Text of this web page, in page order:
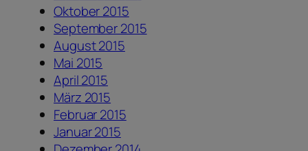
Oktober 2015
September 2015
August 2015
Mai 2015
April 2015
März 2015
Februar 2015
Januar 2015